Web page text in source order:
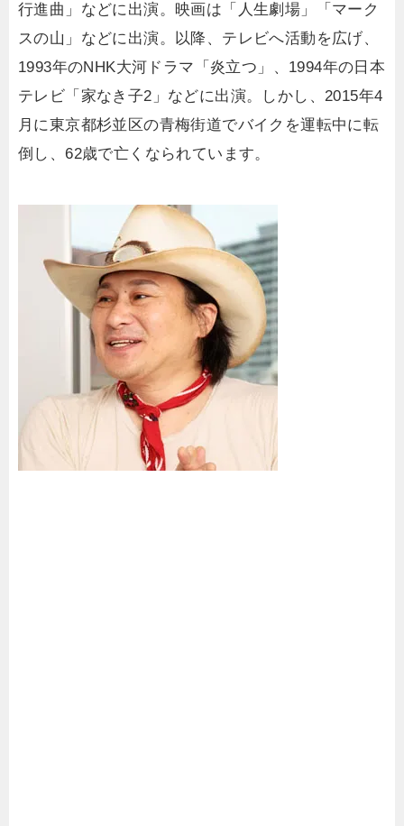
行進曲」などに出演。映画は「人生劇場」「マーク
スの山」などに出演。以降、テレビへ活動を広げ、
1993年のNHK大河ドラマ「炎立つ」、1994年の日本
テレビ「家なき子2」などに出演。しかし、2015年4
月に東京都杉並区の青梅街道でバイクを運転中に転
倒し、62歳で亡くなられています。